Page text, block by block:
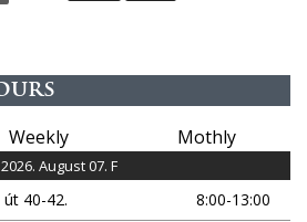
Weekly Mothly
2026. August 07. F
40-42. 8:00-13:00